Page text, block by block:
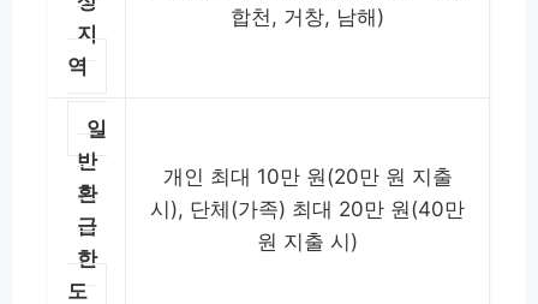
지
역
합천, 거창, 남해)
일
반
환
급
한
도
개인 최대 10만 원(20만 원 지출
시), 단체(가족) 최대 20만 원(40만
원 지출 시)